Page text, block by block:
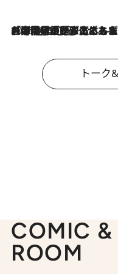
2026.8.3
「今後値上げがあるとすれば…」「リスクがあるのは今年の冬」エネルギー専門家が語る、ホルムズ海峡封鎖が家庭にもたらす“ある心配”
トーク
COMIC &
ROOM